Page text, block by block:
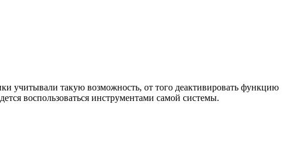
учитывали такую возможность, от того деактивировать функцию
воспользоваться инструментами самой системы.